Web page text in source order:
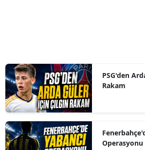
PSG'den
Rakam
Operasyonu